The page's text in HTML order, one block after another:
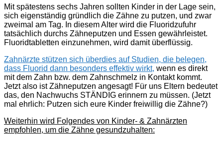
Mit spätestens sechs Jahren sollten Kinder in der Lage sein,
sich eigenständig gründlich die Zähne zu putzen, und zwar
zweimal am Tag. In diesem Alter wird die Fluoridzufuhr
tatsächlich durchs Zähneputzen und Essen gewährleistet.
Fluoridtabletten einzunehmen, wird damit überflüssig.
Zahnärzte stützen sich überdies auf Studien, die belegen,
dass Fluorid dann besonders effektiv wirkt, wenn es direkt
mit dem Zahn bzw. dem Zahnschmelz in Kontakt kommt.
Jetzt also ist Zähneputzen angesagt! Für uns Eltern bedeutet
das, den Nachwuchs STÄNDIG erinnern zu müssen. (Jetzt
mal ehrlich: Putzen sich eure Kinder freiwillig die Zähne?)
Weiterhin wird Folgendes von Kinder- & Zahnärzten
empfohlen, um die Zähne gesundzuhalten: